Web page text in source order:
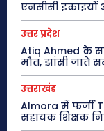
एनसीसी इकाइयों
उत्तर प्रदेश
Atiq Ahmed के
मौत, झांसी जाते
उत्तराखंड
Almora में फर्जी
सहायक शिक्षक